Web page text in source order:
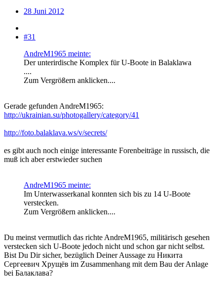
28 Juni 2012
#31
AndreM1965 meinte:
Der unterirdische Komplex für U-Boote in Balaklawa
....
Zum Vergrößern anklicken....
Gerade gefunden AndreM1965:
http://ukrainian.su/photogallery/category/41
http://foto.balaklava.ws/v/secrets/
es gibt auch noch einige interessante Forenbeiträge in russisch, die
muß ich aber erstwieder suchen
AndreM1965 meinte:
Im Unterwasserkanal konnten sich bis zu 14 U-Boote
verstecken.
Zum Vergrößern anklicken....
Du meinst vermutlich das richte AndreM1965, militärisch gesehen
verstecken sich U-Boote jedoch nicht und schon gar nicht selbst.
Bist Du Dir sicher, bezüglich Deiner Aussage zu Никита
Сергеевич Хрущёв im Zusammenhang mit dem Bau der Anlage
bei Балаклава?